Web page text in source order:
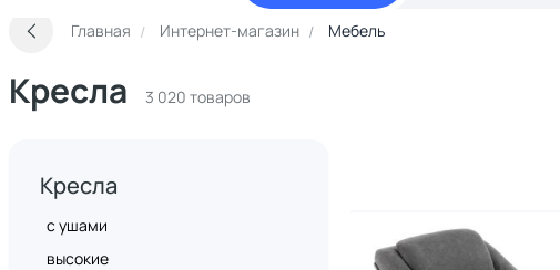
Главная Интернет-магазин Мебель
Кресла 3 020 товаров
Кресла
с ушами
высокие